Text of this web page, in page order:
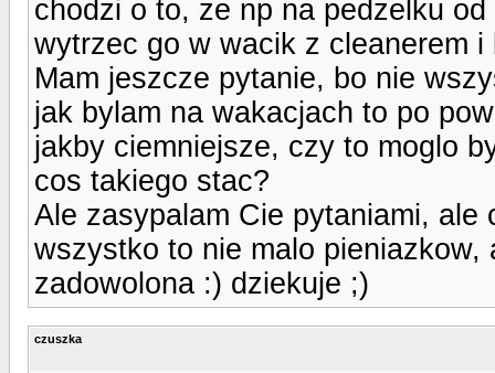
chodzi o to, ze np na pedzelku
wytrzec go w wacik z cleanerem i
Mam jeszcze pytanie, bo nie
jak bylam na wakacjach to po
jakby ciemniejsze, czy to moglo
cos takiego stac?
Ale zasypalam Cie pytaniami,
wszystko to nie malo
zadowolona :) dziekuje ;)
czuszka